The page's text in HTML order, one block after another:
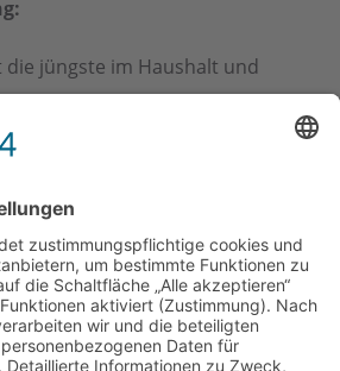
die jüngste im Haushalt und
Sie ist eine kräftige
will.